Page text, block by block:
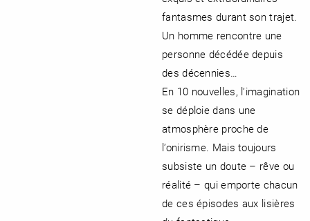
fantasmes durant son trajet.
Un homme rencontre une
personne décédée depuis
des décennies…
En 10 nouvelles, l’imagination
se déploie dans une
atmosphère proche de
l’onirisme. Mais toujours
subsiste un doute – rêve ou
réalité – qui emporte chacun
de ces épisodes aux lisières